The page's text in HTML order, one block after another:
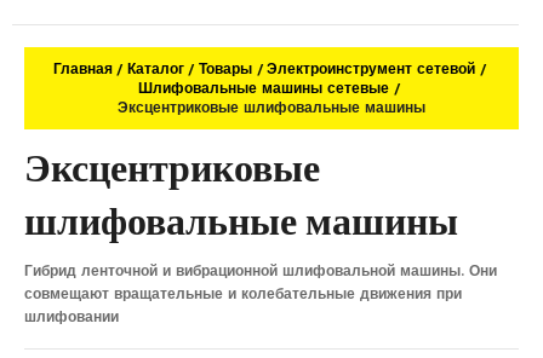
Главная Каталог Товары
Электроинструмент сетевой
Шлифовальные машины сетевые
Эксцентриковые шлифовальные машины
Эксцентриковые
шлифовальные машины
Гибрид ленточной и вибрационной шлифовальной машины. Они
совмещают вращательные и колебательные движения при
шлифовании